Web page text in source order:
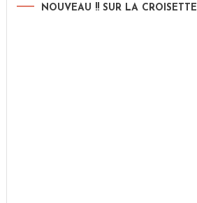
NOUVEAU !! SUR LA CROISETTE